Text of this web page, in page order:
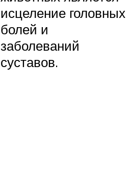
исцеление головных
болей и
заболеваний
суставов.